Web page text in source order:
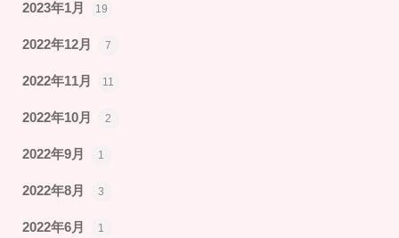
2023年1月 19
2022年12月 7
2022年11月 11
2022年10月 2
2022年9月 1
2022年8月 3
2022年6月 1